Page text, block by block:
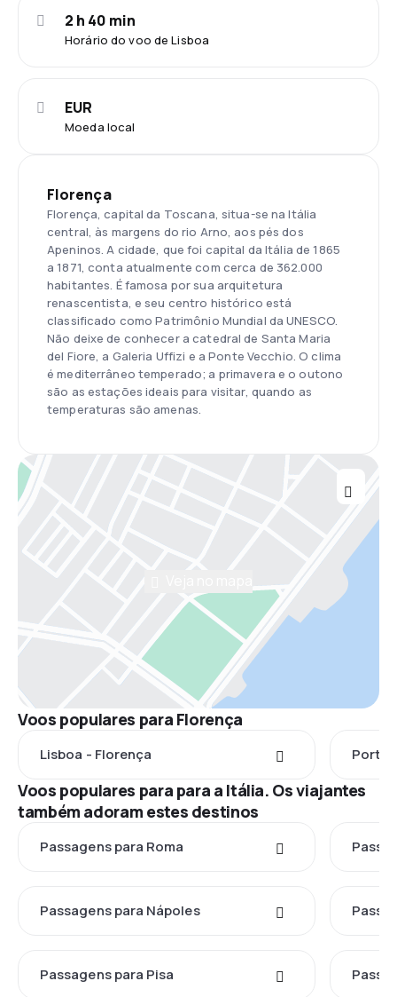
Horário do voo de Lisboa
2 h 40 min
Moeda local
EUR
Florença
Florença, capital da Toscana, situa-se na Itália
central, às margens do rio Arno, aos pés dos
Apeninos. A cidade, que foi capital da Itália de 1865
a 1871, conta atualmente com cerca de 362.000
habitantes. É famosa por sua arquitetura
renascentista, e seu centro histórico está
classificado como Patrimônio Mundial da UNESCO.
Não deixe de conhecer a catedral de Santa Maria
del Fiore, a Galeria Uffizi e a Ponte Vecchio. O clima
é mediterrâneo temperado; a primavera e o outono
são as estações ideais para visitar, quando as
temperaturas são amenas.
Voos populares para Florença
Lisboa - Florença Porto
Voos populares para para a Itália. Os viajantes
também adoram estes destinos
Passagens para Roma
Passagens para Nápoles
Passagens para Pisa